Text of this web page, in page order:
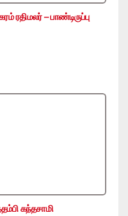
ரதிமலர் – பாண்டிருப்பு
கந்தசாமி